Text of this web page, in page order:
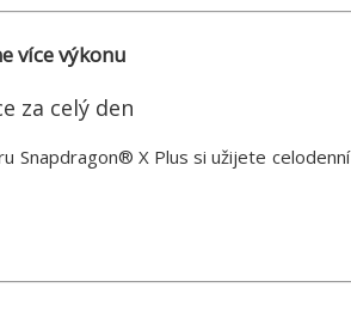
více výkonu
za celý den
Snapdragon® X Plus si užijete